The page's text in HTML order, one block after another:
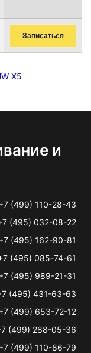
Записаться
X5
и
(499) 110-28-43
(495) 032-08-22
(495) 162-90-81
(495) 085-74-61
(495) 989-21-31
(495) 431-63-63
(499) 653-72-12
(499) 288-05-36
(499) 110-86-79